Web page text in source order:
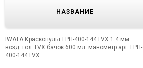
НАЗВАНИЕ
IWATA Краскопульт LPH-400-144 LVX 1.4 мм.
возд. гол. LVX бачок 600 мл. манометр.арт. LPH-
400-144 LVX